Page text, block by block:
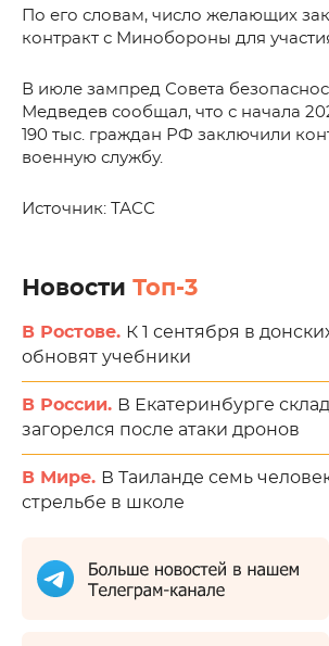
По его словам, число желающих
контракт с Минобороны для
В июле зампред Совета
Медведев сообщал, что с начала
190 тыс. граждан РФ заключили
военную службу.
Источник: ТАСС
Новости Топ-3
В Ростове. К 1 сентября в
обновят учебники
В России. В Екатеринбурге
загорелся после атаки дронов
В Мире. В Таиланде семь
стрельбе в школе